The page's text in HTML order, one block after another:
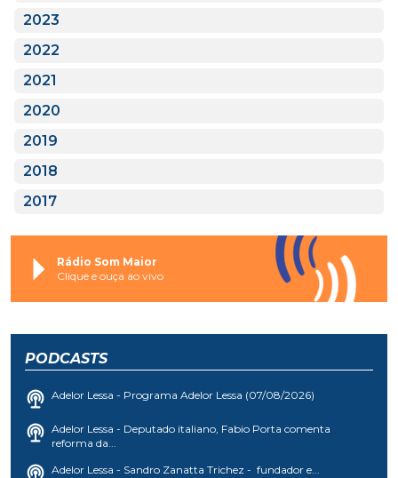
2023
2022
2021
2020
2019
2018
2017
Rádio Som Maior
Clique e ouça ao vivo
PODCASTS
Adelor Lessa - Programa Adelor Lessa (07/08/2026)
Adelor Lessa - Deputado italiano, Fabio Porta comenta
reforma da...
Adelor Lessa - Sandro Zanatta Trichez - fundador e...